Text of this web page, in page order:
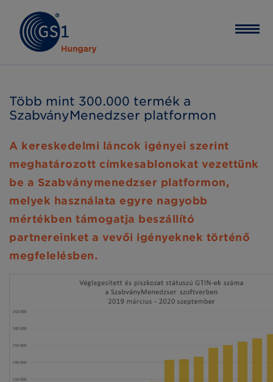
Több mint 300.000 termék a
SzabványMenedzser platformon
A kereskedelmi láncok igényei szerint
meghatározott címkesablonokat vezettünk
be a Szabványmenedzser platformon,
melyek használata egyre nagyobb
mértékben támogatja beszállító
partnereinket a vevői igényeknek történő
megfelelésben.